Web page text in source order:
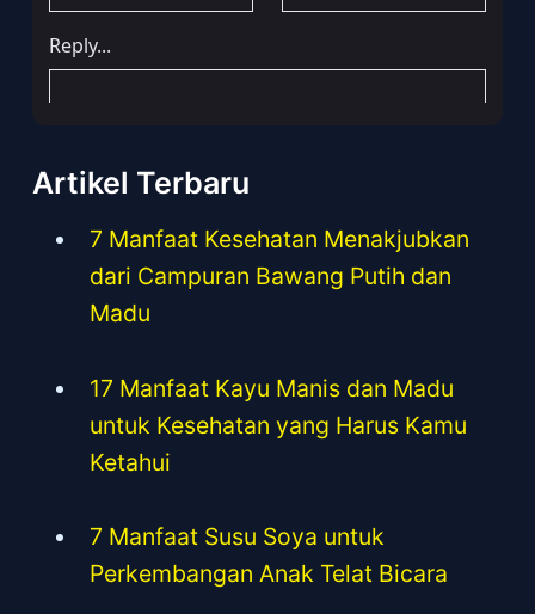
Artikel Terbaru
7 Manfaat Kesehatan Menakjubkan
dari Campuran Bawang Putih dan
Madu
17 Manfaat Kayu Manis dan Madu
untuk Kesehatan yang Harus Kamu
Ketahui
7 Manfaat Susu Soya untuk
Perkembangan Anak Telat Bicara